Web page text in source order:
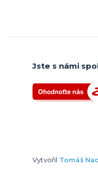
Jste s námi
Vytvořil Tomáš